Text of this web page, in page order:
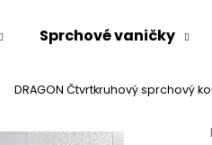
Sprchové vaničky
DRAGON Čtvrtkruhový sprchový
Co potřebujete